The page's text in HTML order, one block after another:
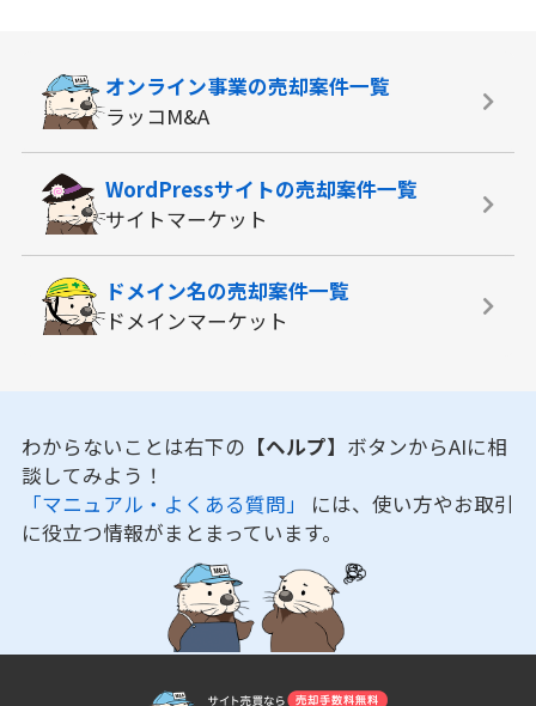
オンライン事業の売却案件一覧
ラッコM&A
WordPressサイトの売却案件一覧
サイトマーケット
ドメイン名の売却案件一覧
ドメインマーケット
わからないことは右下の 【ヘルプ】 ボタンからAIに相
談してみよう！
「マニュアル・よくある質問」 には、使い方やお取引
に役立つ情報がまとまっています。